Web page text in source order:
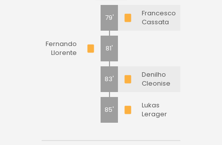
79'
Francesco
Cassata
Fernando
Llorente
81'
83'
Denilho
Cleonise
85'
Lukas
Lerager